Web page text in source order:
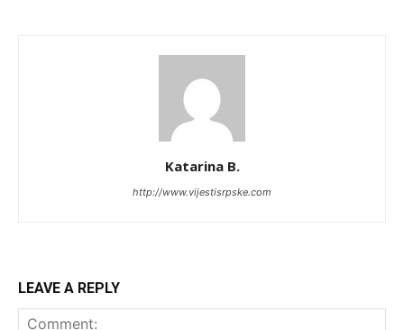
Katarina B.
http://www.vijestisrpske.com
LEAVE A REPLY